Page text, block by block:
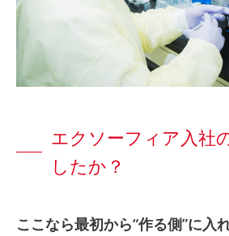
エクソーフィア入社
したか？
ここなら最初から“作る側”に入